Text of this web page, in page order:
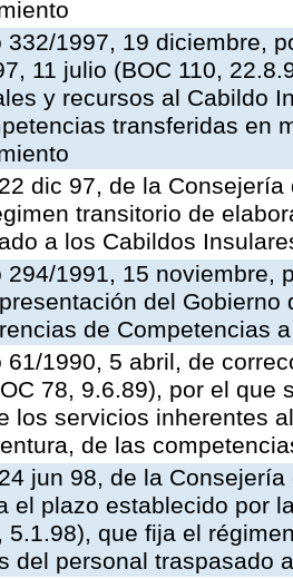
332/1997, 19 diciembre,
11 julio (BOC 110,
y recursos al Cabildo
transferidas en
dic 97, de la
transitorio de
a los Cabildos
294/1991, 15 noviembre,
del
de Competencias
61/1990, 5 abril, de
78, 9.6.89), por el que
los servicios inherentes
de las
jun 98, de la
el plazo establecido por
5.1.98), que fija el
del personal traspasado